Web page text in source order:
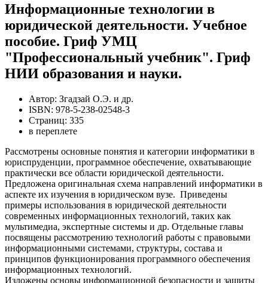
Информационные технологии в
юридической деятельности. Учебное
пособие. Гриф УМЦ
"Профессиональный учебник". Гриф
НИИ образования и науки.
Автор: Згадзай О.Э. и др.
ISBN: 978-5-238-02548-3
Страниц: 335
в переплете
Рассмотрены основные понятия и категории информатики в
юриспруденции, программное обеспечение, охватывающие
практически все области юридической деятельности.
Предложена оригинальная схема направлений информатики в
аспекте их изучения в юридическом вузе. Приведены
примеры использования в юридической деятельности
современных информационных технологий, таких как
мультимедиа, экспертные системы и др. Отдельные главы
посвящены рассмотрению технологий работы с правовыми
информационными системами, структуры, состава и
принципов функционирования программного обеспечения
информационных технологий.
Изложены основы информационной безопасности и защиты